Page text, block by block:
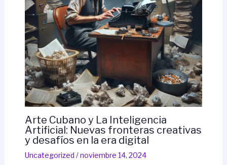
Arte Cubano y La Inteligencia
Artificial: Nuevas fronteras creativas
y desafíos en la era digital
Uncategorized /noviembre 14, 2024